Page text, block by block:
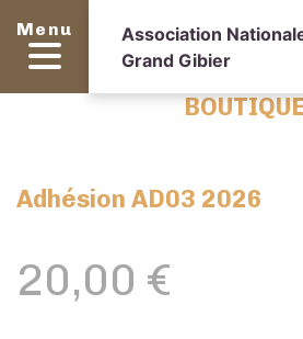
Menu
Association
Grand Gibier
Adhésion AD03 2026
20,00 €